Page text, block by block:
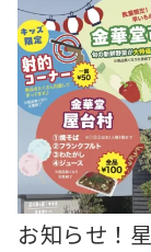
お知らせ！